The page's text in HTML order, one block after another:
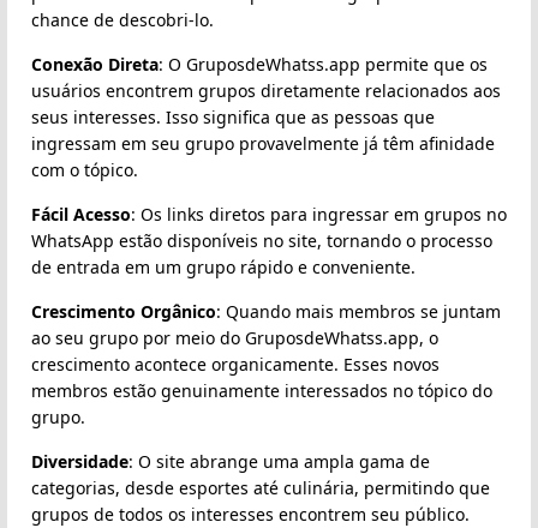
chance de descobri-lo.
Conexão Direta: O GruposdeWhatss.app permite que os
usuários encontrem grupos diretamente relacionados aos
seus interesses. Isso significa que as pessoas que
ingressam em seu grupo provavelmente já têm afinidade
com o tópico.
Fácil Acesso: Os links diretos para ingressar em grupos no
WhatsApp estão disponíveis no site, tornando o processo
de entrada em um grupo rápido e conveniente.
Crescimento Orgânico: Quando mais membros se juntam
ao seu grupo por meio do GruposdeWhatss.app, o
crescimento acontece organicamente. Esses novos
membros estão genuinamente interessados no tópico do
grupo.
Diversidade: O site abrange uma ampla gama de
categorias, desde esportes até culinária, permitindo que
grupos de todos os interesses encontrem seu público.